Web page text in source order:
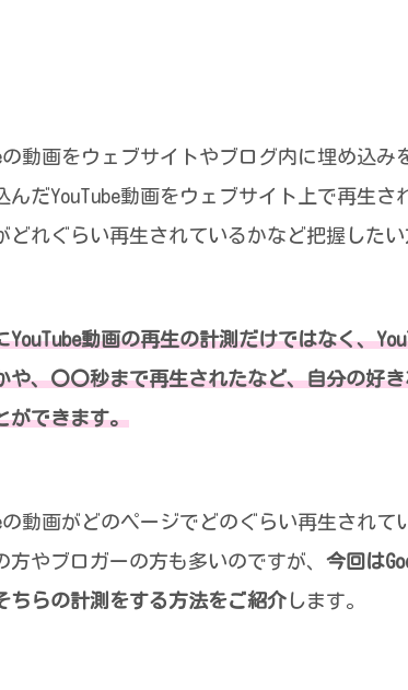
の動画をウェブサイトやブログ内に埋め込
んだYouTube動画をウェブサイト上で再生
どれぐらい再生されているかなど把握したい
YouTube動画の再生の計測だけではなく、
や、〇〇秒まで再生されたなど、自分の好
ができます。
の動画がどのページでどのぐらい再生され
方やブロガーの方も多いのですが、 今回は
ちらの計測をする方法をご紹介します。